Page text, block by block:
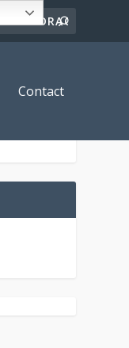
Contact